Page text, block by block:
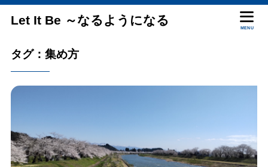
Let It Be ～なるようになる
MENU
タグ：集め方